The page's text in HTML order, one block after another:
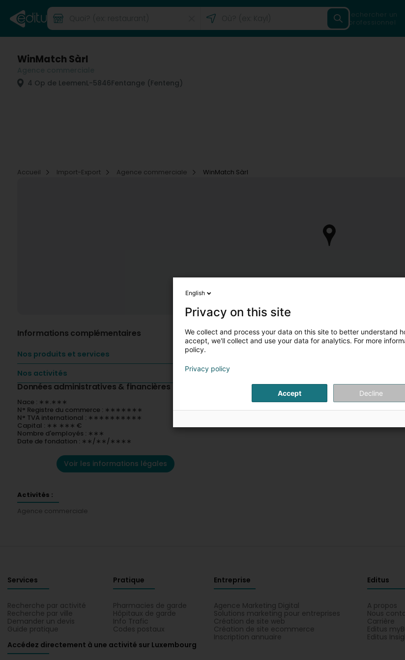
Rechercher un
professionnel
WinMatch Sàrl
4 Op de LeemenL-5846Fentange (Fenteng)
Accueil
Import-Export Agence commerciale WinMatch Sàrl
Informations complémentaires
Nos produits et services
Nos activités
Données administratives & financières
Nace : ∗∗.∗∗∗
N° Registre du commerce : ∗∗∗∗∗∗∗
N° TVA international : ∗∗∗∗∗∗∗∗∗∗
Capital : ∗∗ ∗∗∗ €
Nombre d'employés : ∗∗∗
Date de fondation : ∗∗/∗∗/∗∗∗∗
Voir les informations légales
Activités :
Agence commerciale
Services
Recherche par activité
Recherche par ville
Demander un devis
Guide pratique
Pratique
Pharmacies de garde
Hôpitaux de garde
Info Trafic
Codes postaux
Entreprise
Agence Marketing Digital
Solutions marketing pour entreprises
Création de site web
Création de site ecommerce
Inscription annuaire
Editus
A propos
Nous
Carrière
Editus
Editus
Accédez directement à une activité sur Luxembourg
English
Privacy on this site
We collect and process your data on this site to better understand
accept, we'll collect and use your data for analytics. For more
policy.
Privacy policy
Accept Decline